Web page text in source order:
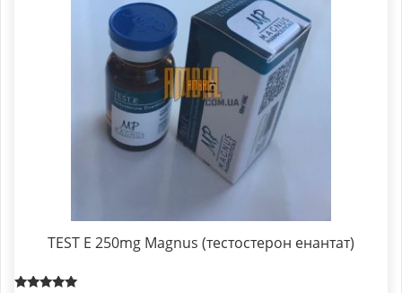
TEST E 250mg Magnus (тестостерон енантат)